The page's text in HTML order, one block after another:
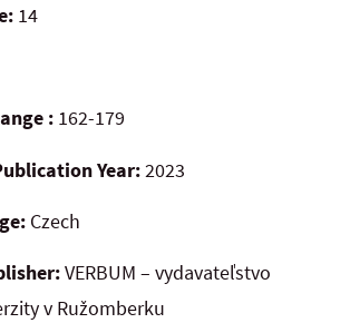
14
: 162-179
Year:2023
Czech
VERBUM – vydavateľstvo
v Ružomberku